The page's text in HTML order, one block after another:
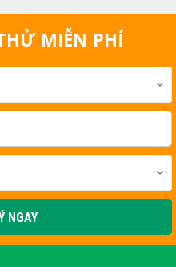
MIỄN PHÍ
NGAY